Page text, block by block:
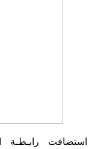
استضافت رابـطـة